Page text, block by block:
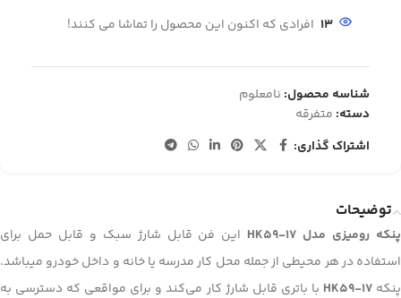
13 افرادی که اکنون این محصول را تماشا می کنند!
شناسه محصول: نامعلوم
دسته: متفرقه
اشتراک گذاری:
توضیحات
پنکه رومیزی مدل HK59-17
این فن قابل شارژ سبک و قابل حمل برای
استفاده در هر محیطی از جمله محل کار مدرسه یا خانه و داخل خودرو میباشد.
پنکه‌HK59-17 با باتری قابل شارژ کار می‌کند و برای مواقعی که دسترسی به